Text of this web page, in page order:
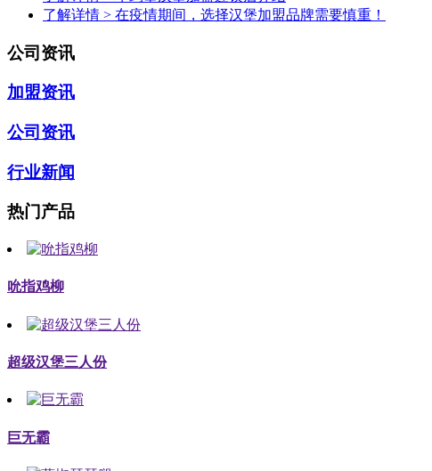
了解详情 > 在疫情期间，选择汉堡加盟品牌需要慎重！
公司资讯
加盟资讯
公司资讯
行业新闻
热门产品
吮指鸡柳
超级汉堡三人份
巨无霸